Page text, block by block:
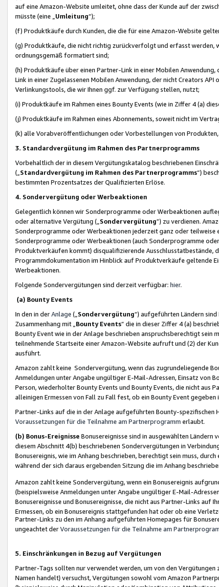
auf eine Amazon-Website umleitet, ohne dass der Kunde auf der
müsste (eine „ Umleitung“);
(f) Produktkäufe durch Kunden, die die für eine Amazon-Website
(g) Produktkäufe, die nicht richtig zurückverfolgt und erfasst werden,
ordnungsgemäß formatiert sind;
(h) Produktkäufe über einen Partner-Link in einer Mobilen
Link in einer Zugelassenen Mobilen Anwendung, der nicht Creators
Verlinkungstools, die wir Ihnen ggf. zur Verfügung stellen, nutzt;
(i) Produktkäufe im Rahmen eines Bounty Events (wie in Ziffer 4 (a)
(j) Produktkäufe im Rahmen eines Abonnements, soweit nicht im
(k) alle Vorabveröffentlichungen oder Vorbestellungen von
3. Standardvergütung im Rahmen des Partnerprogramms
Vorbehaltlich der in diesem Vergütungskatalog beschriebenen
(„ Standardvergütung im Rahmen des Partnerprogramms“)
bestimmten Prozentsatzes der Qualifizierten Erlöse.
4. Sondervergütung oder Werbeaktionen
Gelegentlich können wir Sonderprogramme oder Werbeaktionen
oder alternative Vergütung („ Sondervergütung”) zu verdienen.
Sonderprogramme oder Werbeaktionen jederzeit ganz oder
Sonderprogramme oder Werbeaktionen (auch Sonderprogramme
Produktverkäufen kommt) disqualifizierende Ausschlusstatbestände,
Programmdokumentation im Hinblick auf Produktverkäufe geltende
Werbeaktionen.
Folgende Sondervergütungen sind derzeit verfügbar: hier.
(a) Bounty Events
In den in derAnlage („ Sondervergütung“) aufgeführten Ländern
Zusammenhang mit „ Bounty Events“ die in dieser Ziffer 4 (a)
Bounty Event wie in der Anlage beschrieben anspruchsberechtigt sein
teilnehmende Startseite einer Amazon-Website aufruft und (2) der
ausführt.
Amazon zahlt keine Sondervergütung, wenn das zugrundeliegende
Anmeldungen unter Angabe ungültiger E-Mail-Adressen, Einsatz von
Person, wiederholter Bounty Events und Bounty Events, die nicht
alleinigen Ermessen von Fall zu Fall fest, ob ein Bounty Event
Partner-Links auf die in der Anlage aufgeführten Bounty-spezifischen
Voraussetzungen für die Teilnahme am Partnerprogramm erlaubt.
(b) Bonus-Ereignisse Bonusereignisse sind in ausgewählten Ländern
diesem Abschnitt 4(b) beschriebenen Sondervergütungen in
Bonusereignis, wie im Anhang beschrieben, berechtigt sein muss,
während der sich daraus ergebenden Sitzung die im Anhang
Amazon zahlt keine Sondervergütung, wenn ein Bonusereignis
(beispielsweise Anmeldungen unter Angabe ungültiger E-Mail-
Bonusereignisse und Bonusereignisse, die nicht aus Partner-Links auf
Ermessen, ob ein Bonusereignis stattgefunden hat oder ob eine
Partner-Links zu den im Anhang aufgeführten Homepages für
ungeachtet derVoraussetzungen für die Teilnahme am
5. Einschränkungen in Bezug auf Vergütungen
Partner-Tags sollten nur verwendet werden, um von den
Namen handelt) versuchst, Vergütungen sowohl vom Amazon